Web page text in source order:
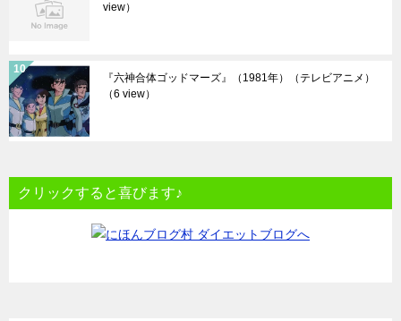
view）
『六神合体ゴッドマーズ』（1981年）（テレビアニメ）
（6 view）
クリックすると喜びます♪